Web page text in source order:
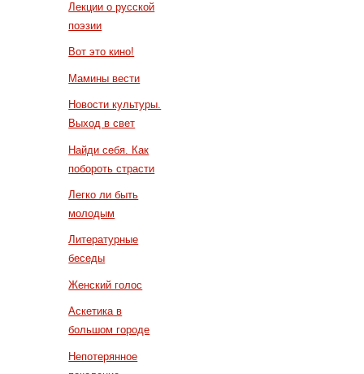
Лекции о русской
поэзии
Вот это кино!
Мамины вести
Новости культуры.
Выход в свет
Найди себя. Как
побороть страсти
Легко ли быть
молодым
Литературные
беседы
Женский голос
Аскетика в
большом городе
Непотерянное